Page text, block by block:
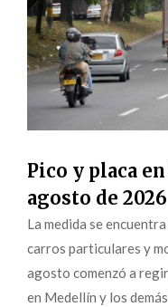
Pico y placa
agosto de 2026
La medida se
carros particulares y
agosto comenzó a
en Medellín y los